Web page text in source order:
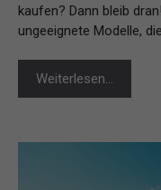
kaufen? Dann bleib
ungeeignete Modelle,
Weiterlesen…